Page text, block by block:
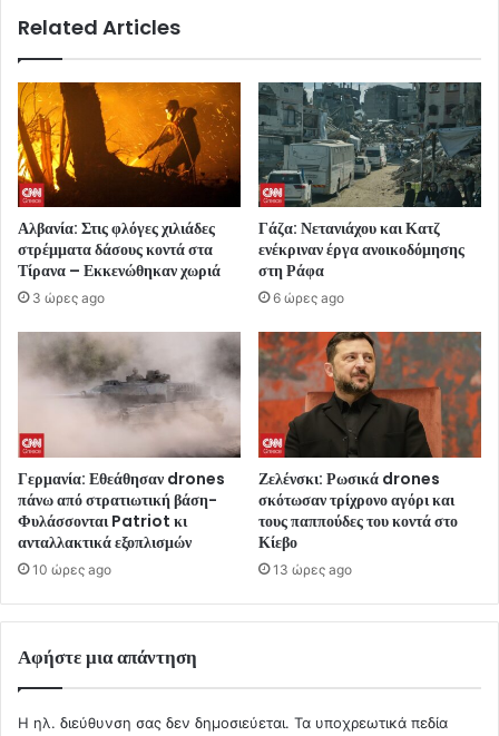
Related Articles
Αλβανία: Στις φλόγες χιλιάδες
στρέμματα δάσους κοντά στα
Τίρανα – Εκκενώθηκαν χωριά
3 ώρες ago
Γάζα: Νετανιάχου και Κατζ
ενέκριναν έργα ανοικοδόμησης
στη Ράφα
6 ώρες ago
Γερμανία: Εθεάθησαν drones
πάνω από στρατιωτική βάση-
Φυλάσσονται Patriot κι
ανταλλακτικά εξοπλισμών
10 ώρες ago
Ζελένσκι: Ρωσικά drones
σκότωσαν τρίχρονο αγόρι και
τους παππούδες του κοντά στο
Κίεβο
13 ώρες ago
Αφήστε μια απάντηση
Η ηλ. διεύθυνση σας δεν δημοσιεύεται. Τα υποχρεωτικά πεδία